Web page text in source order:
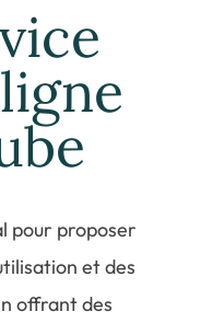
pour proposer
et des
offrant des